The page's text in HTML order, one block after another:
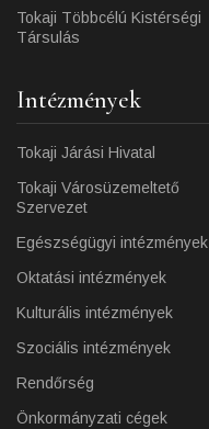
Tokaji Többcélú Kistérségi
Társulás
Intézmények
Tokaji Járási Hivatal
Tokaji Városüzemeltető
Szervezet
Egészségügyi intézmények
Oktatási intézmények
Kulturális intézmények
Szociális intézmények
Rendőrség
Önkormányzati cégek